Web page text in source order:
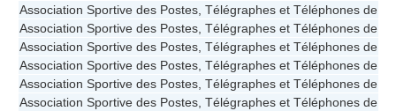
Association Sportive des Postes, Télégraphes et Téléphones de
Association Sportive des Postes, Télégraphes et Téléphones de
Association Sportive des Postes, Télégraphes et Téléphones de
Association Sportive des Postes, Télégraphes et Téléphones de
Association Sportive des Postes, Télégraphes et Téléphones de
Association Sportive des Postes, Télégraphes et Téléphones de